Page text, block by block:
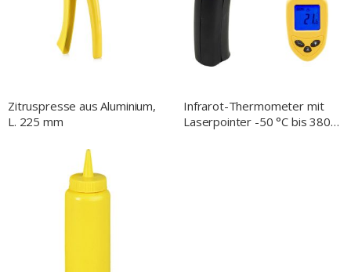
Zitruspresse aus Aluminium,
L. 225 mm
Infrarot-Thermometer mit
Laserpointer -50 °C bis 380